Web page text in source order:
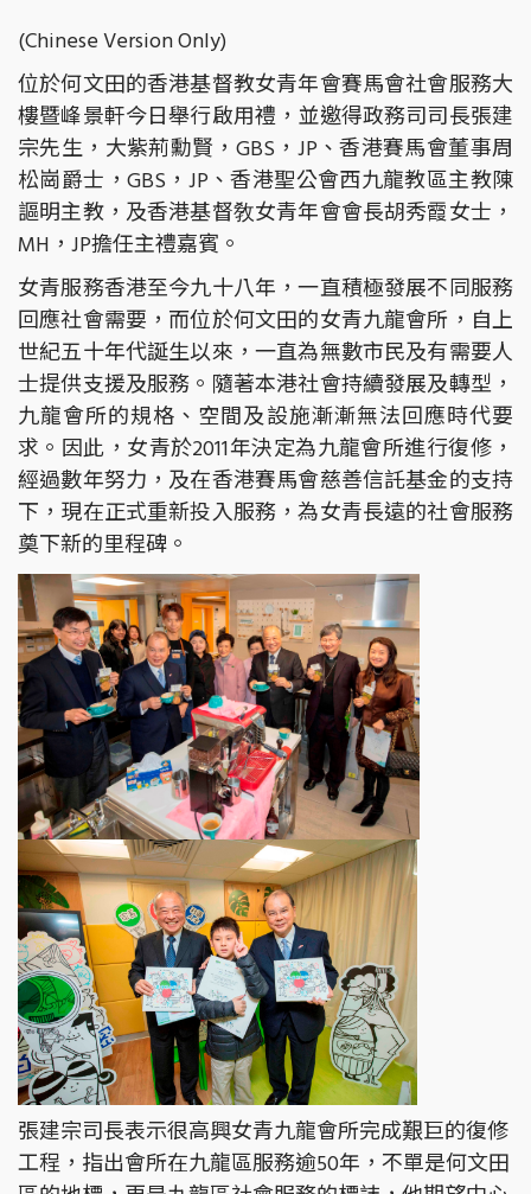
(Chinese Version Only)
位於何文田的香港基督教女青年會賽馬會社會服務大
樓暨峰景軒今日舉行啟用禮，並邀得政務司司長張建
宗先生，大紫荊勳賢，GBS，JP、香港賽馬會董事周
松崗爵士，GBS，JP、香港聖公會西九龍教區主教陳
謳明主教，及香港基督敎女青年會會長胡秀霞女士，
MH，JP擔任主禮嘉賓。
女青服務香港至今九十八年，一直積極發展不同服務
回應社會需要，而位於何文田的女青九龍會所，自上
世紀五十年代誕生以來，一直為無數市民及有需要人
士提供支援及服務。隨著本港社會持續發展及轉型，
九龍會所的規格、空間及設施漸漸無法回應時代要
求。因此，女青於2011年決定為九龍會所進行復修，
經過數年努力，及在香港賽馬會慈善信託基金的支持
下，現在正式重新投入服務，為女青長遠的社會服務
奠下新的里程碑。
張建宗司長表示很高興女青九龍會所完成艱巨的復修
工程，指出會所在九龍區服務逾50年，不單是何文田